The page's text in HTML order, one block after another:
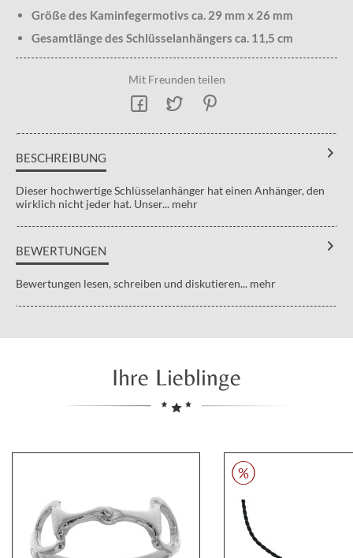
Größe des Kaminfegermotivs ca. 29 mm x 26 mm
Gesamtlänge des Schlüsselanhängers ca. 11,5 cm
Mit Freunden teilen
BESCHREIBUNG
Dieser hochwertige Schlüsselanhänger hat einen Anhänger, den
wirklich nicht jeder hat. Unser... mehr
BEWERTUNGEN
Bewertungen lesen, schreiben und diskutieren... mehr
Ihre Lieblinge